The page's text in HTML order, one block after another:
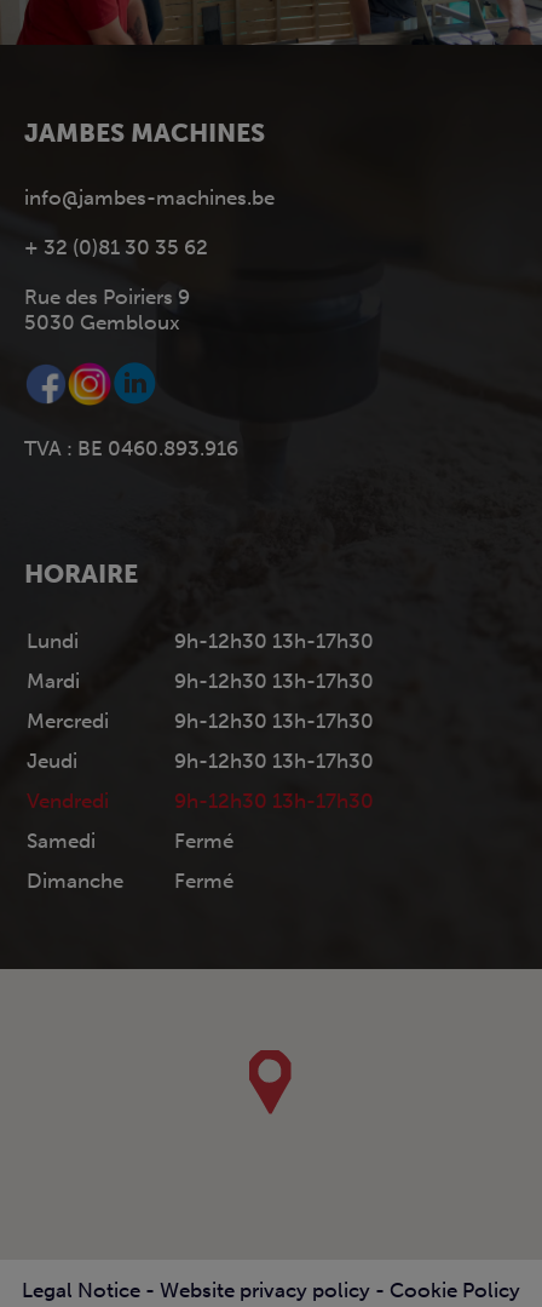
JAMBES MACHINES
info@jambes-machines.be
+ 32 (0)81 30 35 62
Rue des Poiriers 9
5030 Gembloux
TVA : BE 0460.893.916
HORAIRE
Lundi
9h-12h30 13h-17h30
Mardi
9h-12h30 13h-17h30
Mercredi
9h-12h30 13h-17h30
Jeudi
9h-12h30 13h-17h30
Vendredi
9h-12h30 13h-17h30
Samedi
Fermé
Dimanche
Fermé
Legal Notice - Website privacy policy - Cookie Policy